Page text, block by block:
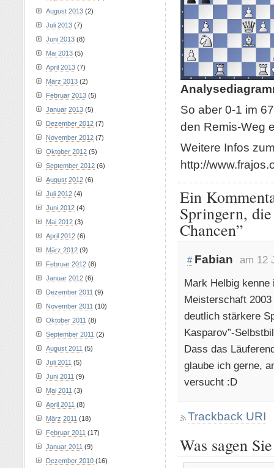
So aber 0-1 im
den Remis-Weg
Weitere Infos
http://
Ein
Springern,
Chancen”
# Fabian
am 12
Mark Helbig kenne
Meisterschaft
deutlich stärkere
Kasparov”-
Dass das
glaube ich gerne,
versucht :D
Trackback URI
Was sagen
August 2013 (2)
Juli 2013 (7)
Juni 2013 (8)
Mai 2013 (5)
April 2013 (7)
März 2013 (2)
Februar 2013 (5)
Januar 2013 (5)
Dezember 2012 (7)
November 2012 (7)
Oktober 2012 (5)
September 2012 (6)
August 2012 (6)
Juli 2012 (4)
Juni 2012 (4)
Mai 2012 (3)
April 2012 (6)
März 2012 (9)
Februar 2012 (8)
Januar 2012 (6)
Dezember 2011 (9)
November 2011 (10)
Oktober 2011 (8)
September 2011 (2)
August 2011 (5)
Juli 2011 (5)
Juni 2011 (9)
Mai 2011 (3)
April 2011 (8)
März 2011 (18)
Februar 2011 (17)
Januar 2011 (9)
Dezember 2010 (16)